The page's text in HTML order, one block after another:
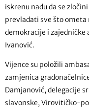
iskrenu nadu da se
prevladati sve što
demokracije i
Ivanović.
Vijence su položili
zamjenica
Damjanović, delegacije
slavonske, Virovitičko-